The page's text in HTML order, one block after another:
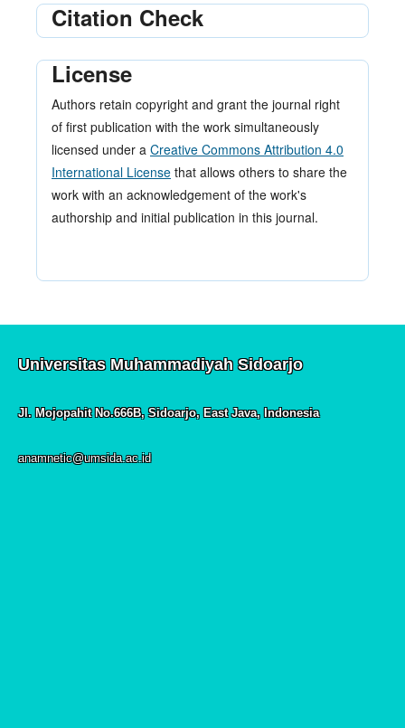
Citation Check
License
Authors retain copyright and grant the journal right
of first publication with the work simultaneously
licensed under a Creative Commons Attribution 4.0
International License that allows others to share the
work with an acknowledgement of the work's
authorship and initial publication in this journal.
Universitas Muhammadiyah Sidoarjo
Jl. Mojopahit No.666B, Sidoarjo, East Java, Indonesia
anamnetic@umsida.ac.id